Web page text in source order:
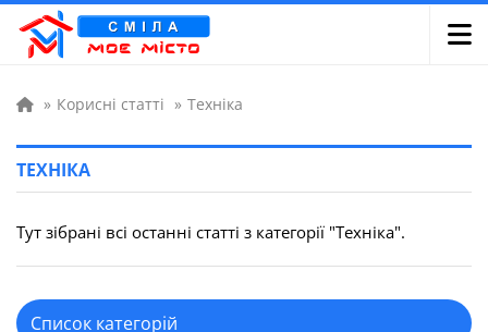
» Корисні статті » Техніка
ТЕХНІКА
Тут зібрані всі останні статті з категорії "Техніка".